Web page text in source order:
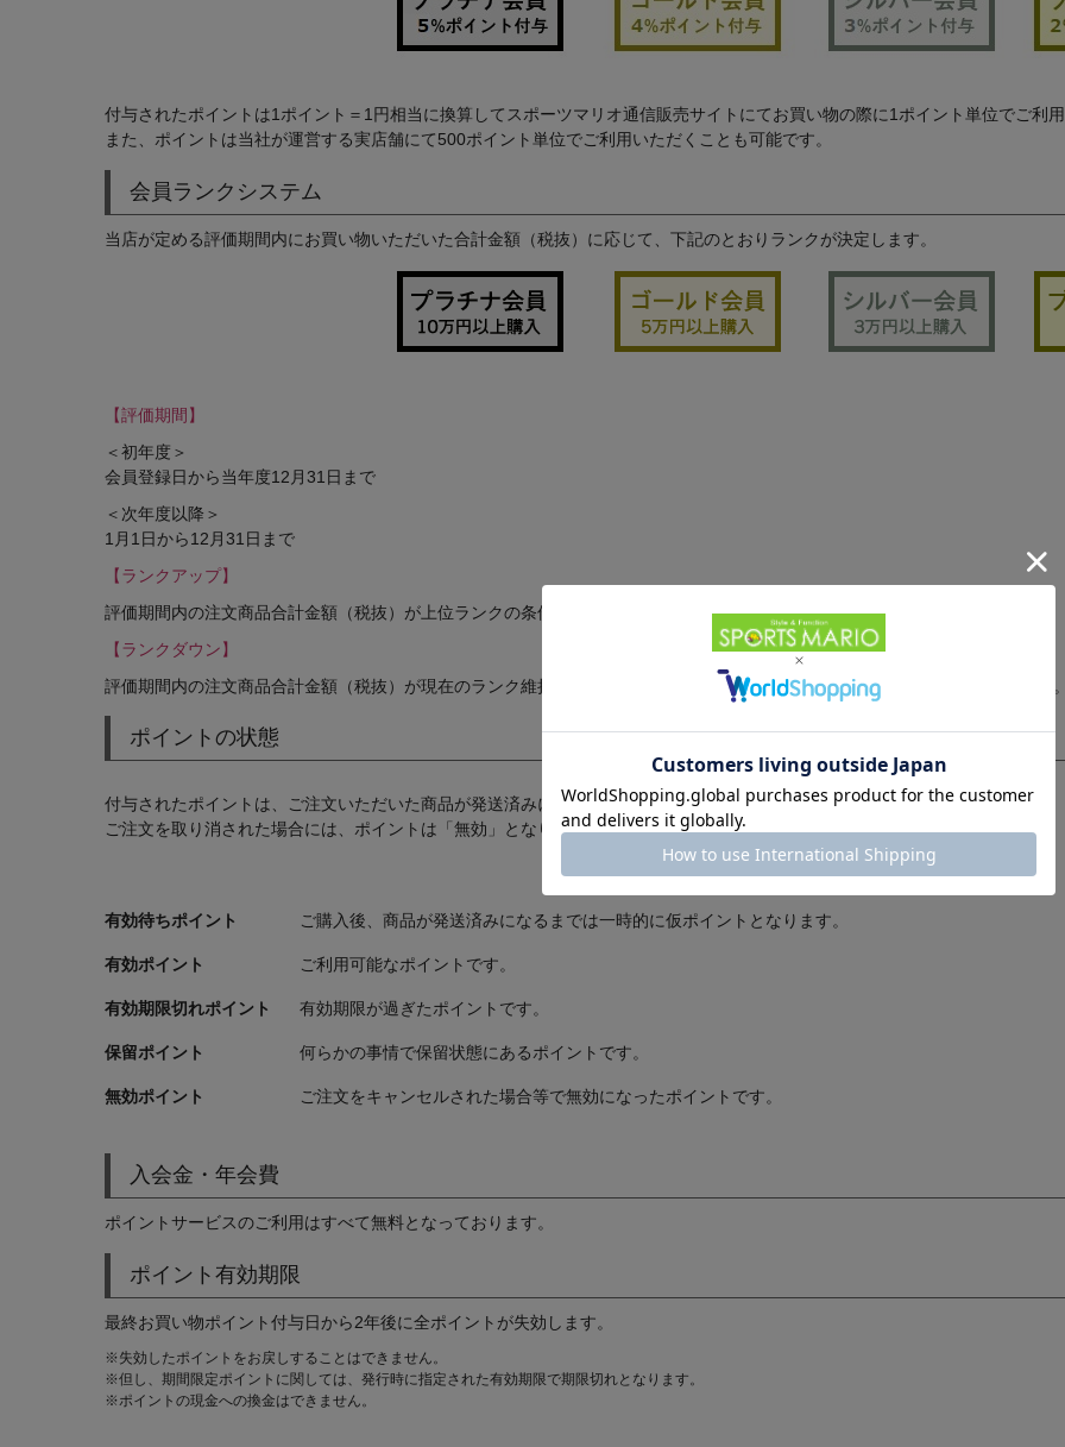
付与されたポイントは1ポイント＝1円相当に換算してスポーツマリオ通信販売サイトにてお買い物の際に1ポイント単位でご利
また、ポイントは当社が運営する実店舗にて500ポイント単位でご利用いただくことも可能です。
会員ランクシステム
当店が定める評価期間内にお買い物いただいた合計金額（税抜）に応じて、下記のとおりランクが決定します。
【評価期間】
＜初年度＞
会員登録日から当年度12月31日まで
＜次年度以降＞
1月1日から12月31日まで
【ランクアップ】
評価期間内の注文商品合計金額（税抜）が上位ランクの条件に達した場合、翌日会員ランクがアップします。
【ランクダウン】
評価期間内の注文商品合計金額（税抜）が現在のランク維持条件に満たない場合、次の評価期間開始日よりランクダウンします
ポイントの状態
付与されたポイントは、ご注文いただいた商品が発送済みになると「有効」になります。
ご注文を取り消された場合には、ポイントは「無効」となります。
有効待ちポイント ご購入後、商品が発送済みになるまでは一時的に仮ポイントとなります。
有効ポイント ご利用可能なポイントです。
有効期限切れポイント 有効期限が過ぎたポイントです。
保留ポイント 何らかの事情で保留状態にあるポイントです。
無効ポイント ご注文をキャンセルされた場合等で無効になったポイントです。
入会金・年会費
ポイントサービスのご利用はすべて無料となっております。
ポイント有効期限
最終お買い物ポイント付与日から2年後に全ポイントが失効します。
失効したポイントをお戻しすることはできません。
但し、期間限定ポイントに関しては、発行時に指定された有効期限で期限切れとなります。
ポイントの現金への換金はできません。